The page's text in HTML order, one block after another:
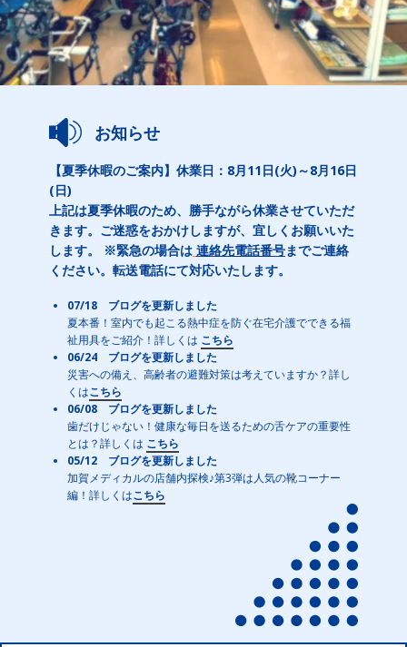
お知らせ
【夏季休暇のご案内】休業日：8月11日(火)～8月16日
(日)
上記は夏季休暇のため、勝手ながら休業させていただ
きます。ご迷惑をおかけしますが、宜しくお願いいた
します。 ※緊急の場合は 連絡先電話番号までご連絡
ください。転送電話にて対応いたします。
07/18 ブログを更新しました
夏本番！室内でも起こる熱中症を防ぐ在宅介護でできる福
祉用具をご紹介！詳しくは こちら
06/24 ブログを更新しました
災害への備え、高齢者の避難対策は考えていますか？詳し
くはこちら
06/08 ブログを更新しました
歯だけじゃない！健康な毎日を送るための舌ケアの重要性
とは？詳しくは こちら
05/12 ブログを更新しました
加賀メディカルの店舗内探検♪第3弾は人気の靴コーナー
編！詳しくはこちら